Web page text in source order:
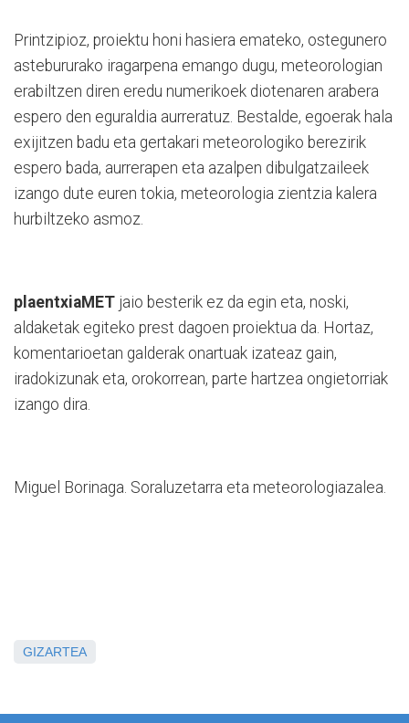
Printzipioz, proiektu honi hasiera emateko, ostegunero
astebururako iragarpena emango dugu, meteorologian
erabiltzen diren eredu numerikoek diotenaren arabera
espero den eguraldia aurreratuz. Bestalde, egoerak hala
exijitzen badu eta gertakari meteorologiko berezirik
espero bada, aurrerapen eta azalpen dibulgatzaileek
izango dute euren tokia, meteorologia zientzia kalera
hurbiltzeko asmoz.
plaentxiaMET jaio besterik ez da egin eta, noski,
aldaketak egiteko prest dagoen proiektua da. Hortaz,
komentarioetan galderak onartuak izateaz gain,
iradokizunak eta, orokorrean, parte hartzea ongietorriak
izango dira.
Miguel Borinaga. Soraluzetarra eta meteorologiazalea.
GIZARTEA